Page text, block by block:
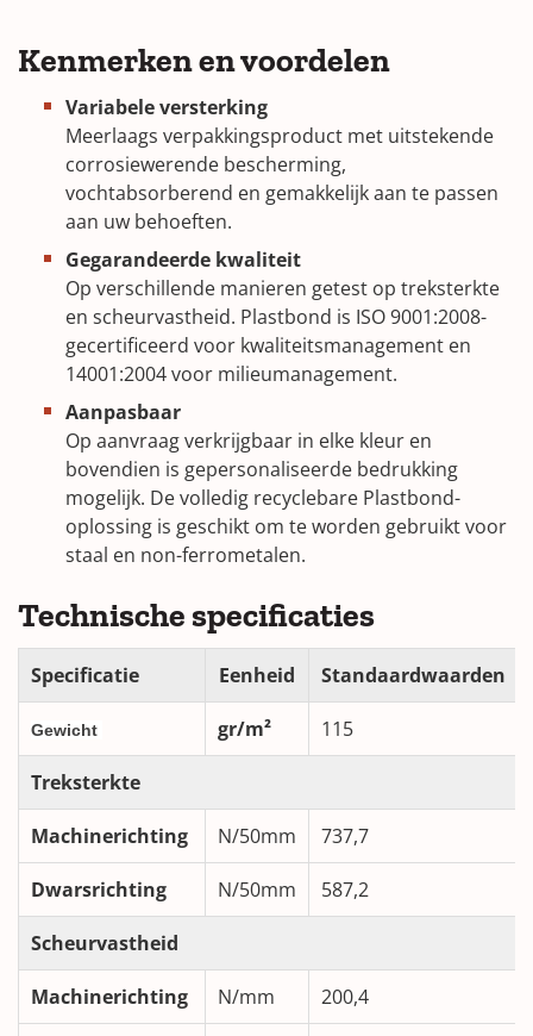
Kenmerken en voordelen
Variabele versterking
Meerlaags verpakkingsproduct met uitstekende
corrosiewerende bescherming,
vochtabsorberend en gemakkelijk aan te passen
aan uw behoeften.
Gegarandeerde kwaliteit
Op verschillende manieren getest op treksterkte
en scheurvastheid. Plastbond is ISO 9001:2008-
gecertificeerd voor kwaliteitsmanagement en
14001:2004 voor milieumanagement.
Aanpasbaar
Op aanvraag verkrijgbaar in elke kleur en
bovendien is gepersonaliseerde bedrukking
mogelijk. De volledig recyclebare Plastbond-
oplossing is geschikt om te worden gebruikt voor
staal en non-ferrometalen.
Technische specificaties
Specificatie Eenheid Standaardwaarden
Gewicht gr/m² 115
Treksterkte
Machinerichting N/50mm 737,7
Dwarsrichting N/50mm 587,2
Scheurvastheid
Machinerichting N/mm 200,4